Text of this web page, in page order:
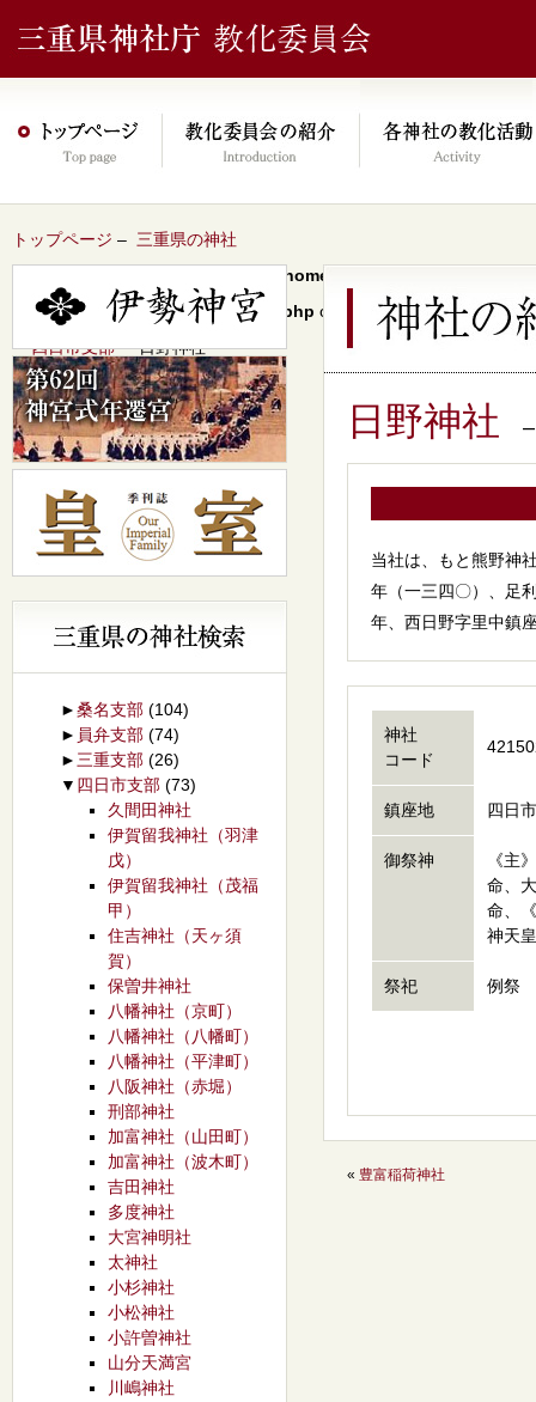
トップページ – 三重県の神社
/home/xs046278/mie-
content/themes/jinja2022/header.php on line
64
–四日市支部– 日野神社
日野神社
当社は、もと熊野神
年（一三四〇）、足
年、西日野字里中鎮
神社
コード
鎮座地 四日
御祭神
《主
命、
命、
神天
祭祀 例祭
« 豊富稲荷神社
►桑名支部 (104)
► 員弁支部 (74)
► 三重支部 (26)
▼ 四日市支部 (73)
久間田神社
伊賀留我神社（羽津
戊）
伊賀留我神社（茂福
甲）
住吉神社（天ヶ須
賀）
保曽井神社
八幡神社（京町）
八幡神社（八幡町）
八幡神社（平津町）
八阪神社（赤堀）
刑部神社
加富神社（山田町）
加富神社（波木町）
吉田神社
多度神社
大宮神明社
太神社
小杉神社
小松神社
小許曽神社
山分天満宮
川嶋神社